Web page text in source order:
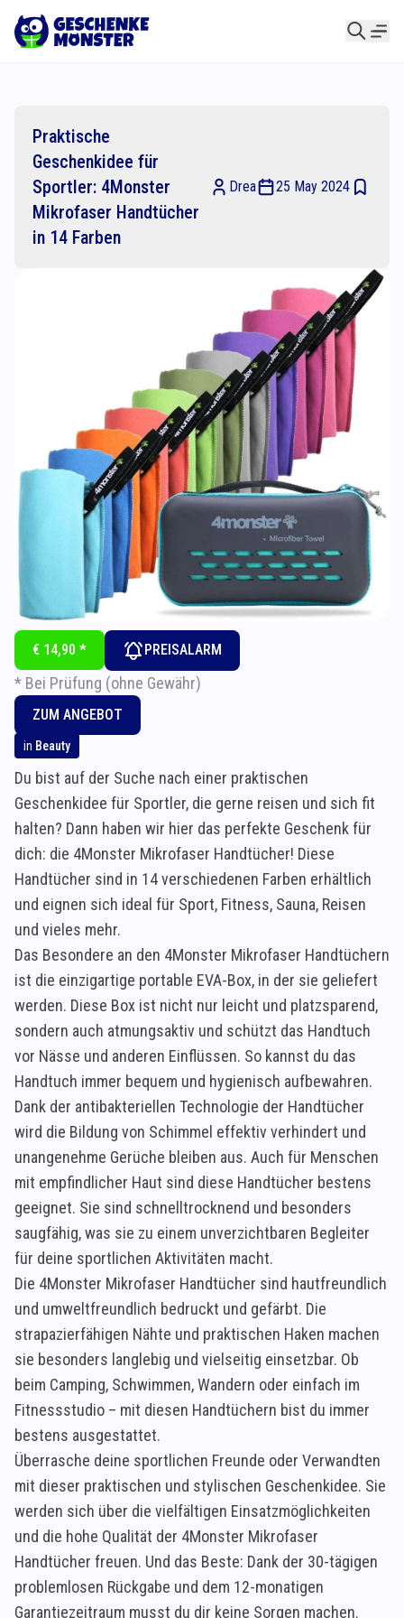
Praktische
Geschenkidee für
Sportler: 4Monster
Mikrofaser Handtücher
in 14 Farben
Drea 25 May 2024
€ 14,90 * PREISALARM
* Bei Prüfung (ohne Gewähr)
ZUM ANGEBOT
in Beauty
Du bist auf der Suche nach einer praktischen
Geschenkidee für Sportler, die gerne reisen und sich fit
halten? Dann haben wir hier das perfekte Geschenk für
dich: die 4Monster Mikrofaser Handtücher! Diese
Handtücher sind in 14 verschiedenen Farben erhältlich
und eignen sich ideal für Sport, Fitness, Sauna, Reisen
und vieles mehr.
Das Besondere an den 4Monster Mikrofaser Handtüchern
ist die einzigartige portable EVA-Box, in der sie geliefert
werden. Diese Box ist nicht nur leicht und platzsparend,
sondern auch atmungsaktiv und schützt das Handtuch
vor Nässe und anderen Einflüssen. So kannst du das
Handtuch immer bequem und hygienisch aufbewahren.
Dank der antibakteriellen Technologie der Handtücher
wird die Bildung von Schimmel effektiv verhindert und
unangenehme Gerüche bleiben aus. Auch für Menschen
mit empfindlicher Haut sind diese Handtücher bestens
geeignet. Sie sind schnelltrocknend und besonders
saugfähig, was sie zu einem unverzichtbaren Begleiter
für deine sportlichen Aktivitäten macht.
Die 4Monster Mikrofaser Handtücher sind hautfreundlich
und umweltfreundlich bedruckt und gefärbt. Die
strapazierfähigen Nähte und praktischen Haken machen
sie besonders langlebig und vielseitig einsetzbar. Ob
beim Camping, Schwimmen, Wandern oder einfach im
Fitnessstudio – mit diesen Handtüchern bist du immer
bestens ausgestattet.
Überrasche deine sportlichen Freunde oder Verwandten
mit dieser praktischen und stylischen Geschenkidee. Sie
werden sich über die vielfältigen Einsatzmöglichkeiten
und die hohe Qualität der 4Monster Mikrofaser
Handtücher freuen. Und das Beste: Dank der 30-tägigen
problemlosen Rückgabe und dem 12-monatigen
Garantiezeitraum musst du dir keine Sorgen machen.